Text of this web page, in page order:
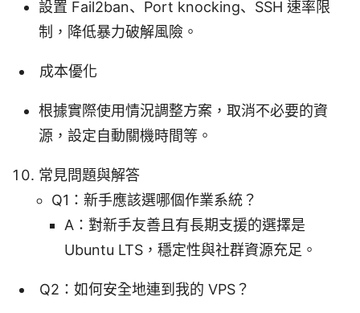
設置 Fail2ban、Port knocking、SSH 速率限
制，降低暴力破解風險。
成本優化
根據實際使用情況調整方案，取消不必要的資
源，設定自動關機時間等。
常見問題與解答
Q1：新手應該選哪個作業系統？
A：對新手友善且有長期支援的選擇是
Ubuntu LTS，穩定性與社群資源充足。
Q2：如何安全地連到我的 VPS？